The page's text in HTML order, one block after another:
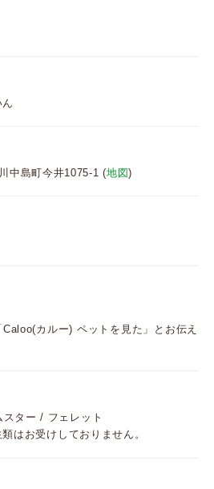
中島町今井1075-1 (地図)
カルー) ペットを見た」とお伝え
ター / フェレット
はお受けしておりません。